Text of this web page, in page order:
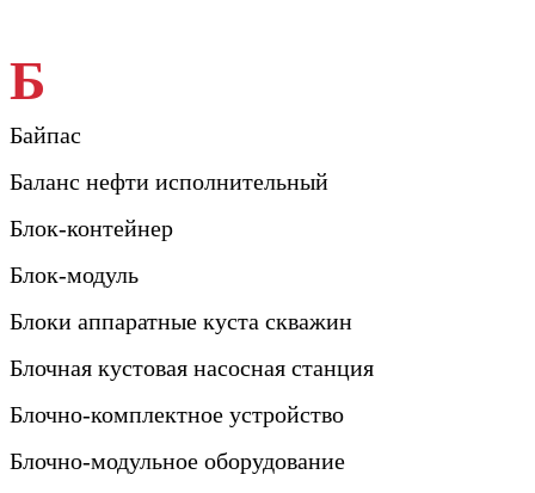
Б
Байпас
Баланс нефти исполнительный
Блок-контейнер
Блок-модуль
Блоки аппаратные куста скважин
Блочная кустовая насосная станция
Блочно-комплектное устройство
Блочно-модульное оборудование